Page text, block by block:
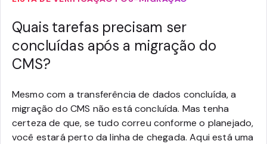
Quais tarefas precisam ser
concluídas após a migração do
CMS?
Mesmo com a transferência de dados concluída, a
migração do CMS não está concluída. Mas tenha
certeza de que, se tudo correu conforme o planejado,
você estará perto da linha de chegada. Aqui está uma